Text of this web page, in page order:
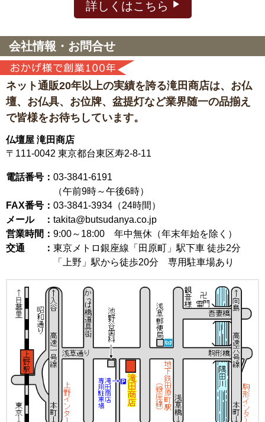
詳しくはこちら
会社情報・お問合せ
ネット通販20年以上の実績を誇る滝田商店は、 お仏
壇、お仏具、お位牌、盆提灯など業界随一の品揃え
で皆様をお待ちしています。
仏壇屋 滝田商店
〒111-0042 東京都台東区寿2-8-11
電話番号： 03-3841-6191
（午前9時～午後6時）
FAX番号： 03-3841-3934（24時間）
メール ： takita@butsudanya.co.jp
営業時間： 9:00～18:00 年中無休（年末年始を除く）
交通 ： 東京メトロ銀座線「田原町」駅下車 徒歩2分
「上野」駅から徒歩20分 専用駐車場あり